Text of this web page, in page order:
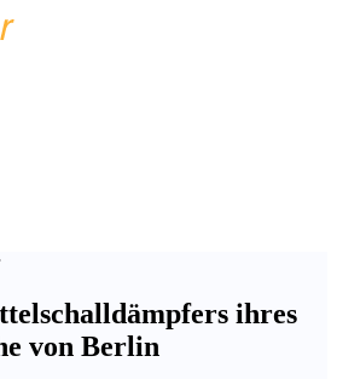
ihres
von Berlin